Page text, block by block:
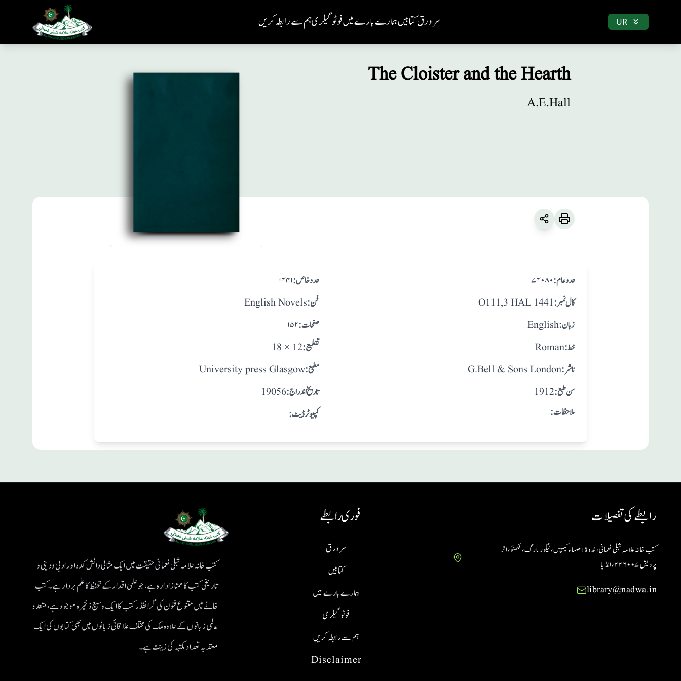
ہم سے رابطہ کریںفوٹو گیلریہمارے بارے میںکتابیںسر ورق UR
The Cloister and the Hearth
A.E.Hall
۱۴۴۱ :عدد خاص
English Novels :فن
۱۵۲ :صفحات
18 × 12 :تقطيع
University press Glasgow :مطبع
19056 : تاريخ اندراج
:کمپیوٹر ڈیٹ
۷۴۰۸۰ :عدد عام
O111,3 HAL 1441 :کال نمبر
English :زبان
Roman :خط
G.Bell & Sons London :ناشر
1912 : سن طبع
:ملاحظات
کتب خانہ علامہ شبلی نعمانی حقیقت میں ایک مثالی دانش کدہ اور ادبی ودینی و
تاریخی کتب کا ممتاز ادارہ ہے، جو علمی اقدار کے تحفظ کا علم بردار ہے۔کتب
خانے میں متنوع فنون کی گرانقدر کتب کا ایک وسیع ذخیرہ موجود ہے، متعدد
عالمی زبانوں کے علاوہ ملک کی مختلف علاقائی زبانوں میں بھی کتابوں کی ایک
معتد بہ تعداد مکتبہ کی زینت ہے۔
فوری رابطے
Disclaimer
ہم سے رابطہ کریں
فوٹو گیلری
ہمارے بارے میں
کتابیں
سر ورق
رابطے کی تفصیلات
کتب خانہ علامہ شبلی نعمانی، ندوۃ العلماء کیمپس، ٹیگور مارگ، لکھنؤ، اتر
پردیش ۲۲۶۰۰۷ ،انڈیا
library@nadwa.in